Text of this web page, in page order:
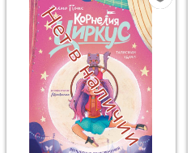
Нет в наличии